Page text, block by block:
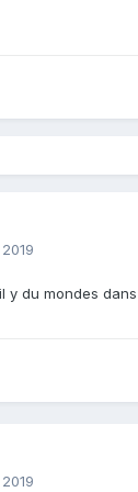
y du mondes